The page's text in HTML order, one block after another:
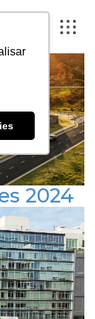
2024